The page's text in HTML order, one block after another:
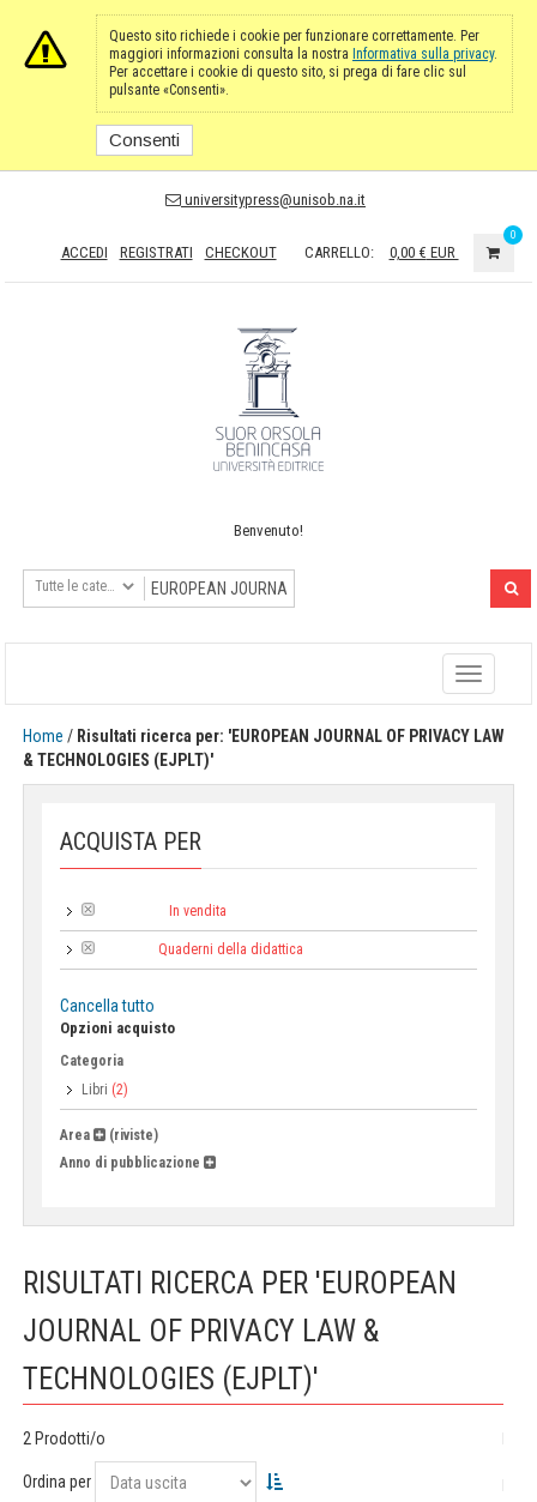
Questo sito richiede i cookie per funzionare correttamente. Per
maggiori informazioni consulta la nostra Informativa sulla privacy.
Per accettare i cookie di questo sito, si prega di fare clic sul
pulsante «Consenti».
Consenti
universitypress@unisob.na.it
ACCEDI REGISTRATI CHECKOUT CARRELLO: 0,00 € EUR
0
Benvenuto!
Toggle
navigation
Home / Risultati ricerca per: 'EUROPEAN JOURNAL OF PRIVACY LAW
& TECHNOLOGIES (EJPLT)'
ACQUISTA PER
In vendita
Quaderni della didattica
Cancella tutto
Opzioni acquisto
Categoria
Libri (2)
Area
(riviste)
Anno di pubblicazione
RISULTATI RICERCA PER 'EUROPEAN
JOURNAL OF PRIVACY LAW &
TECHNOLOGIES (EJPLT)'
2 Prodotti/o
Ordina per